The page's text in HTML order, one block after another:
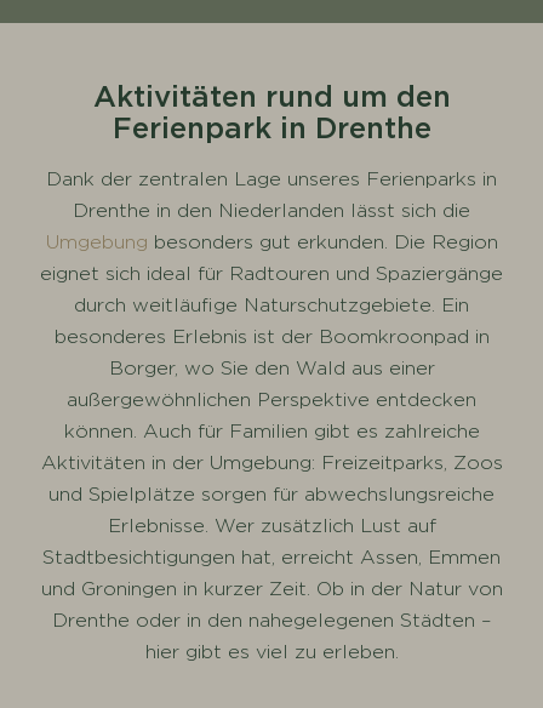
Aktivitäten rund um den
Ferienpark in Drenthe
Dank der zentralen Lage unseres Ferienparks in
Drenthe in den Niederlanden lässt sich die
Umgebung besonders gut erkunden. Die Region
eignet sich ideal für Radtouren und Spaziergänge
durch weitläufige Naturschutzgebiete. Ein
besonderes Erlebnis ist der Boomkroonpad in
Borger, wo Sie den Wald aus einer
außergewöhnlichen Perspektive entdecken
können. Auch für Familien gibt es zahlreiche
Aktivitäten in der Umgebung: Freizeitparks, Zoos
und Spielplätze sorgen für abwechslungsreiche
Erlebnisse. Wer zusätzlich Lust auf
Stadtbesichtigungen hat, erreicht Assen, Emmen
und Groningen in kurzer Zeit. Ob in der Natur von
Drenthe oder in den nahegelegenen Städten –
hier gibt es viel zu erleben.